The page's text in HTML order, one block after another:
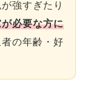
強すぎたり
必要な方に
の年齢・好